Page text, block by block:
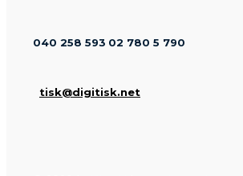
040 258 593 02 780 5 790
tisk@digitisk.net